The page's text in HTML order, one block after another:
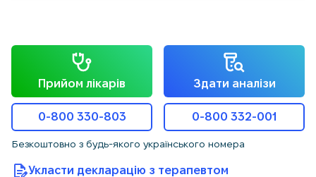
Прийом лікарів Здати аналізи
0-800 330-803 0-800 332-001
Безкоштовно з будь-якого українського номера
Укласти декларацію з терапевтом